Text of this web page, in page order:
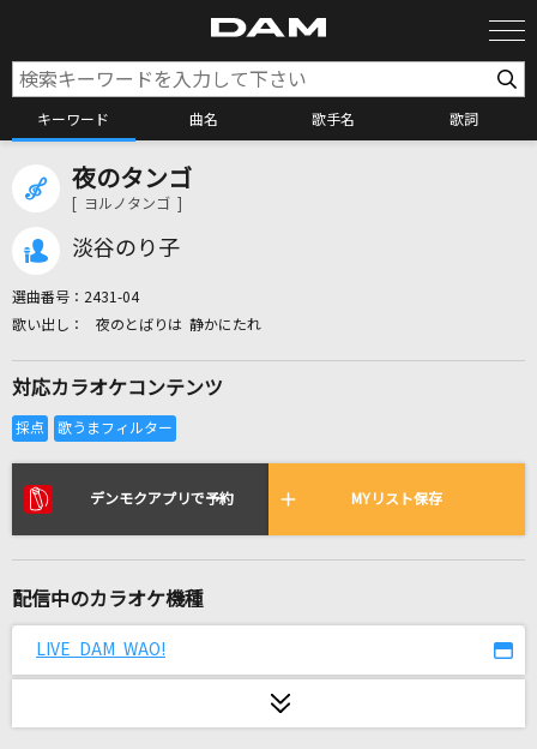
キーワード 曲名 歌手名 歌詞
リアルタイムで歌われている曲の一覧
群青
アイデンティティ
夜のタンゴ
[ ヨルノタンゴ ]
淡谷のり子
選曲番号： 2431-04
夜のとばりは 静かにたれ
対応カラオケコンテンツ
デンモクアプリで予約 MYリスト保存
配信中のカラオケ機種
LIVE DAM WAO!